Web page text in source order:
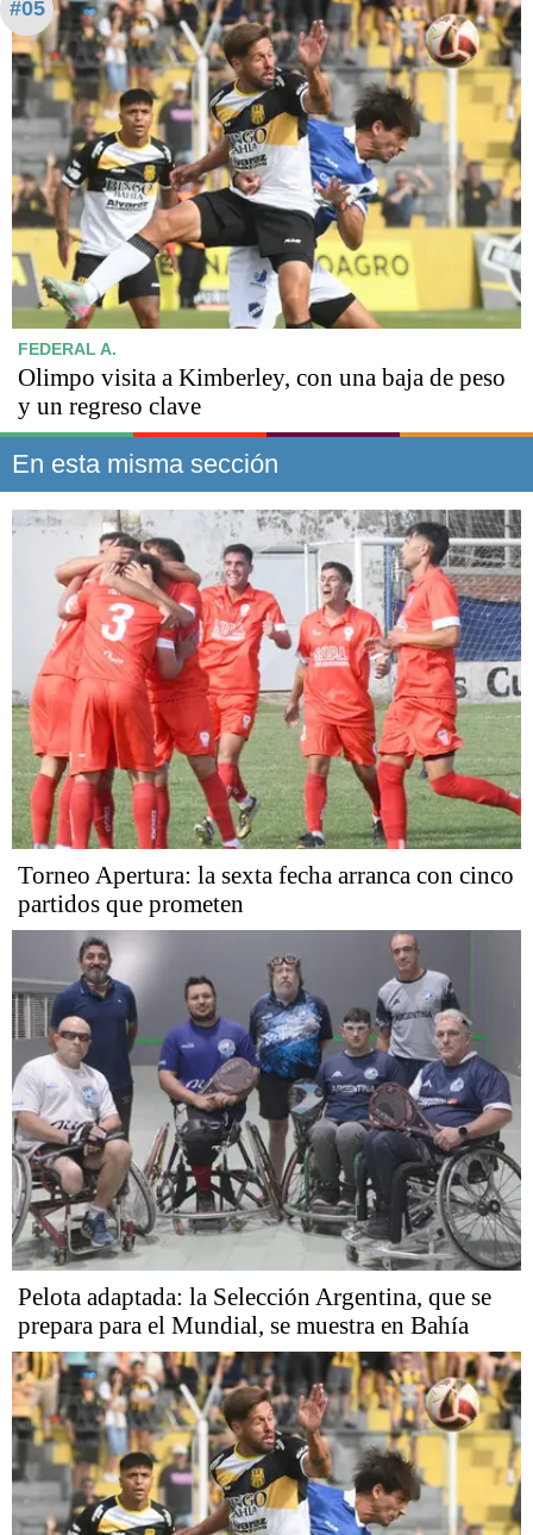
#05
FEDERAL A.
Olimpo visita a Kimberley, con una baja de peso
y un regreso clave
En esta misma sección
Torneo Apertura: la sexta fecha arranca con cinco
partidos que prometen
Pelota adaptada: la Selección Argentina, que se
prepara para el Mundial, se muestra en Bahía